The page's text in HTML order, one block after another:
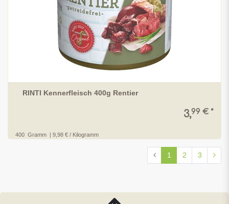
RINTI Kennerfleisch 400g Rentier
3,99 € *
400 Gramm | 9,98 € / Kilogramm
1 2 3